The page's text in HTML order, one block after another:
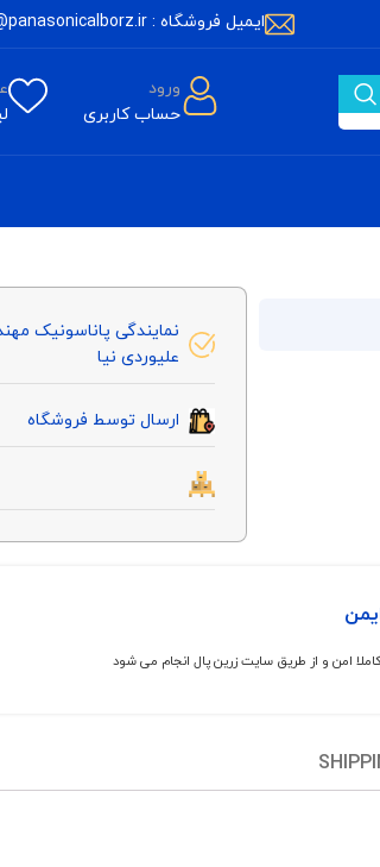
ایمیل فروشگاه : info@panasonicalborz.ir
ورود
حساب کاربری
نمایندگی پاناسونیک
علیوردی نیا
ارسال توسط فروشگاه
امن و از طریق سایت زرین پال انجام می شود